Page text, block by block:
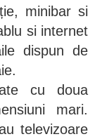
minibar si
si internet
dispun de
cu doua
mari.
televizoare